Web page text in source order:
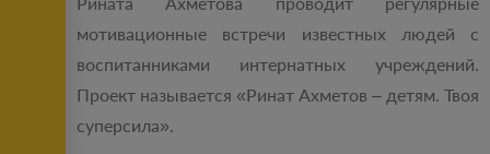
мотивационные встречи известных людей с
воспитанниками интернатных учреждений.
Проект называется «Ринат Ахметов – детям. Твоя
суперсила».